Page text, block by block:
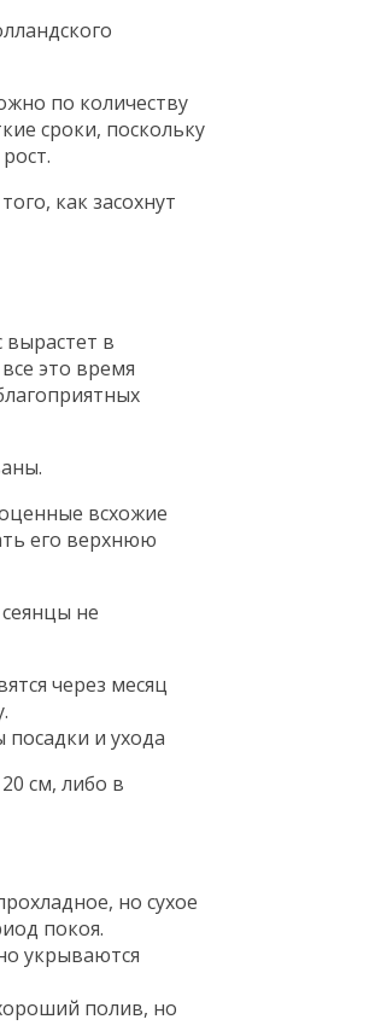
по количеству
сроки, поскольку
как засохнут
в
это время
всхожие
его верхнюю
не
через месяц
см, либо в
но сухое
покоя.
укрываются
полив, но